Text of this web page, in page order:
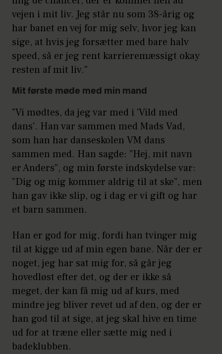
vejen i mit liv. Jeg står nu som 38-årig og
har banet en vej for mig selv, hvor jeg kan
sige, at hvis jeg forsætter med bare halv
speed, så er jeg rent karrieremæssigt okay
resten af mit liv."
Mit første møde med min mand
"Vi mødtes, da jeg var med i 'Vild med
dans'. Han var sammen med Mads Vad,
som han har danseskolen VM dans
sammen med. Han sagde: ”Hej, mit navn
er Anders”, og min første indskydelse var:
”Dig og mig kommer aldrig til at ske”, men
han gav ikke slip, og i dag er vi gift og har
et barn sammen.
Han er god for mig, fordi han tvinger mig
til at kigge ud af min egen bane. Når der er
noget, jeg har sat mig for, så går jeg
hovedløst efter det, og der er ikke så
meget, der kan få mig ud af kurs, med
mindre jeg bliver revet ud af den, og der er
han god til at sige, at jeg skal hive en time
ud for at træne eller sætte mig ned i
badeklubben.